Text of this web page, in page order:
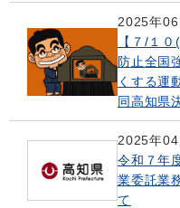
2025年06
【７/１
防止全国
くする運
同高知県
2025年04
令和７年
業委託業
て